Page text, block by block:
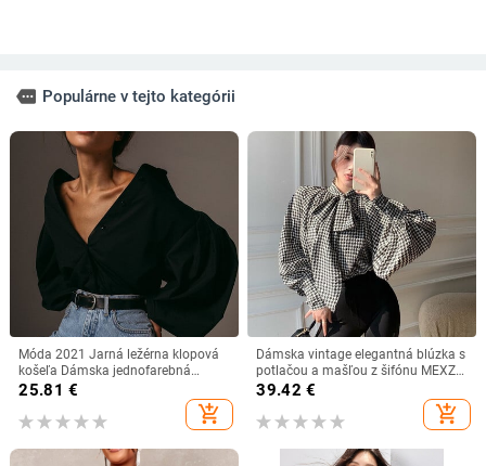
more Populárne v tejto kategórii
Móda 2021 Jarná ležérna klopová
košeľa Dámska jednofarebná
blúzka s dlhým rukávom a ležérnou
tunikou, dámska blúzka, košeľa
25.81 €
add_shopping_cart
Dámska vintage elegantná blúzka s
potlačou a mašľou z šifónu MEXZT
s potlačou a rukávmi, elegantná
blúzka s obväzom a lanternou,
kórejská tenká voľná košeľa
39.42 €
add_shopping_cart